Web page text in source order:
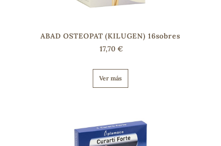
ABAD OSTEOPAT (KILUGEN) 16sobres
17,70 €
Ver más